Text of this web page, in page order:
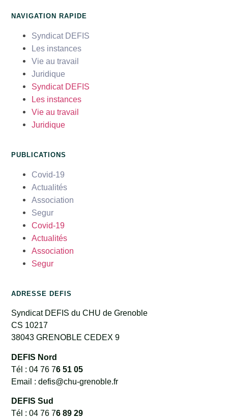
NAVIGATION RAPIDE
Syndicat DEFIS
Les instances
Vie au travail
Juridique
Syndicat DEFIS
Les instances
Vie au travail
Juridique
PUBLICATIONS
Covid-19
Actualités
Association
Segur
Covid-19
Actualités
Association
Segur
ADRESSE DEFIS
Syndicat DEFIS du CHU de Grenoble
CS 10217
38043 GRENOBLE CEDEX 9
DEFIS Nord
Tél : 04 76 76 51 05
Email : defis@chu-grenoble.fr
DEFIS Sud
Tél : 04 76 76 89 29